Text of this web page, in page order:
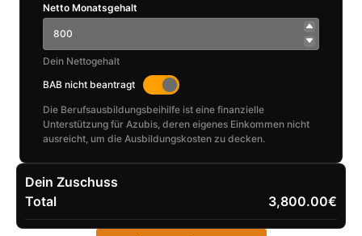
Netto Monatsgehalt
Dein Nettogehalt
BAB nicht beantragt
Die Berufsausbildungsbeihilfe ist eine finanzielle
Unterstützung für Azubis, deren eigenes Einkommen nicht
ausreicht, um die Ausbildungskosten zu decken.
Dein Zuschuss
Total
3,800.00€